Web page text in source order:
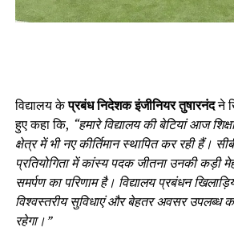
विद्यालय केप्रबंध निदेशक इंजीनियर तुषारनंदने
हुए कहा कि, “हमारे विद्यालय की बेटियां आज
क्षेत्र में भी नए कीर्तिमान स्थापित कर रही हैं।
प्रतियोगिता में कांस्य पदक जीतना उनकी
समर्पण का परिणाम है। विद्यालय प्रबंधन
विश्वस्तरीय सुविधाएं और बेहतर अवसर उपलब्ध
रहेगा।”